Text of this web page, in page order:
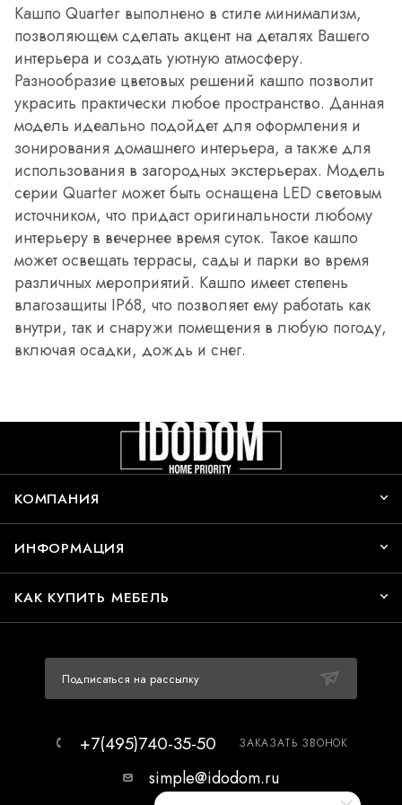
Кашпо Quarter выполнено в стиле минимализм,
позволяющем сделать акцент на деталях Вашего
интерьера и создать уютную атмосферу.
Разнообразие цветовых решений кашпо позволит
украсить практически любое пространство. Данная
модель идеально подойдет для оформления и
зонирования домашнего интерьера, а также для
использования в загородных экстерьерах. Модель
серии Quarter может быть оснащена LED световым
источником, что придаст оригинальности любому
интерьеру в вечернее время суток. Такое кашпо
может освещать террасы, сады и парки во время
различных мероприятий. Кашпо имеет степень
влагозащиты IP68, что позволяет ему работать как
внутри, так и снаружи помещения в любую погоду,
включая осадки, дождь и снег.
КОМПАНИЯ
ИНФОРМАЦИЯ
КАК КУПИТЬ МЕБЕЛЬ
Подписаться на рассылку
+7(495)740-35-50 ЗАКАЗАТЬ ЗВОНОК
simple@idodom.ru